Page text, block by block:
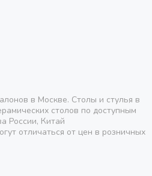
в Москве. Столы и стулья в
столов по доступным
России, Китай
отличаться от цен в розничных